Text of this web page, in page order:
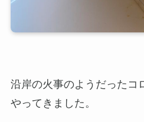
沿岸の火事のようだったコ
やってきました。